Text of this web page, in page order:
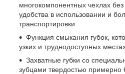
многокомпонентных чехлах
удобства в использовании и
транспортировки
Функция смыкания губок,
узких и труднодоступных
Захватные губки со
зубцами твердостью